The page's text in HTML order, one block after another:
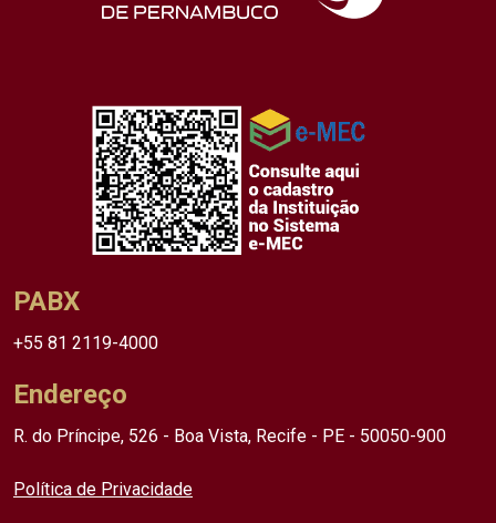
PABX
+55 81 2119-4000
Endereço
R. do Príncipe, 526 - Boa Vista, Recife - PE - 50050-900
Política de Privacidade